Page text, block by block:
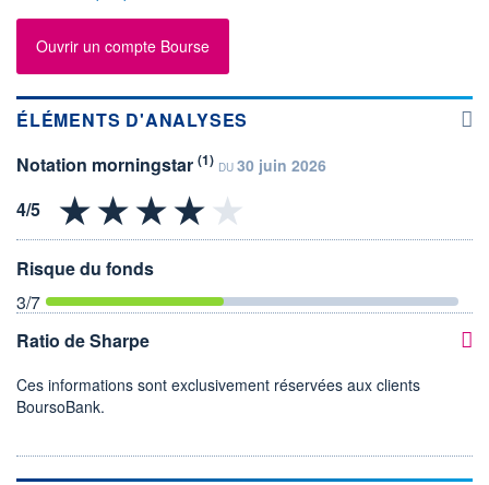
Ouvrir un compte Bourse
ÉLÉMENTS D'ANALYSES
Notation morningstar (1) DU 30 juin 2026
Risque du fonds
3/7
Ratio de Sharpe
Ces informations sont exclusivement réservées aux clients
BoursoBank.